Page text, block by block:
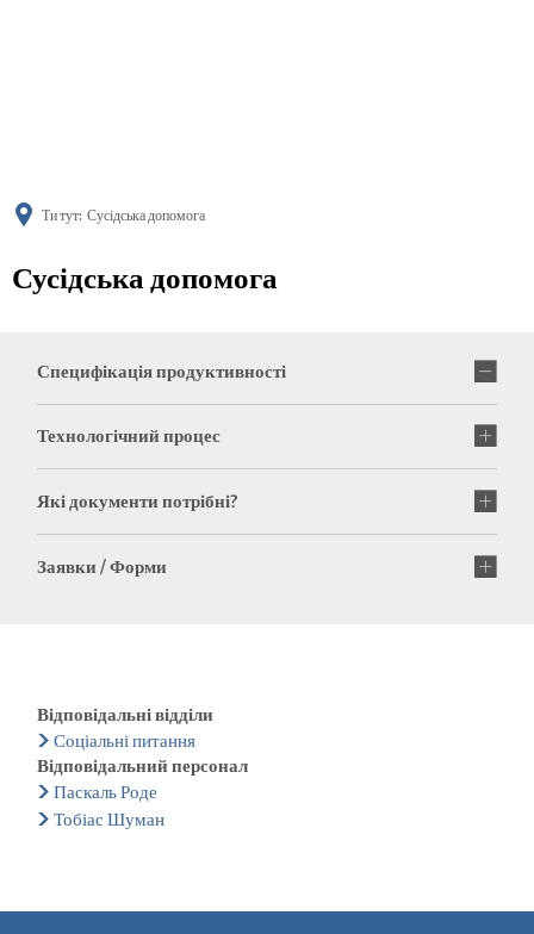
Ти тут: Сусідська допомога
Сусідська допомога
Специфікація продуктивності
Технологічний процес
Які документи потрібні?
Заявки / Форми
Відповідальні відділи
Соціальні питання
Відповідальний персонал
Паскаль Роде
Тобіас Шуман